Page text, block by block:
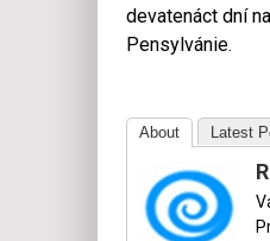
devatenáct dní
Pensylvánie.
About Latest